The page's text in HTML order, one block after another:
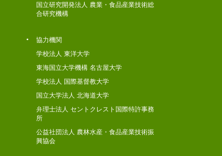
国立研究開発法人 農業・食品産業技術総
合研究機構
協力機関
学校法人 東洋大学
東海国立大学機構 名古屋大学
学校法人 国際基督教大学
国立大学法人 北海道大学
弁理士法人 セントクレスト国際特許事務
所
公益社団法人 農林水産・食品産業技術振
興協会